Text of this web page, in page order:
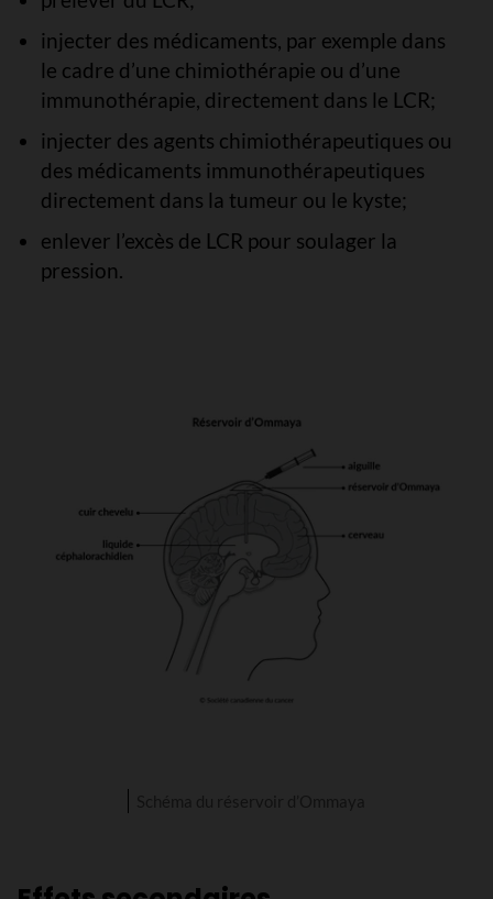
injecter des médicaments, par exemple dans
le cadre d’une chimiothérapie ou d’une
immunothérapie, directement dans le LCR;
injecter des agents chimiothérapeutiques ou
des médicaments immunothérapeutiques
directement dans la tumeur ou le kyste;
enlever l’excès de LCR pour soulager la
pression.